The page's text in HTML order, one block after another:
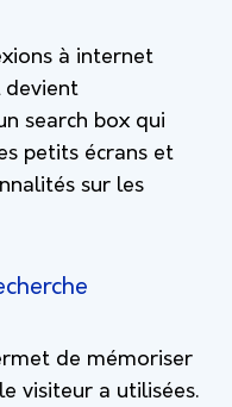
à internet
devient
search box qui
petits écrans et
sur les
de mémoriser
visiteur a utilisées.